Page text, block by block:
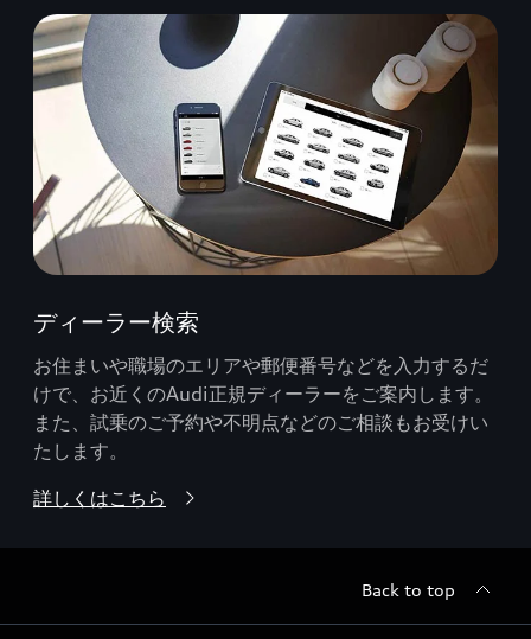
ディーラー検索
お住まいや職場のエリアや郵便番号などを入力するだ
けで、お近くのAudi正規ディーラーをご案内します。
また、試乗のご予約や不明点などのご相談もお受けい
たします。
詳しくはこちら
Back to top